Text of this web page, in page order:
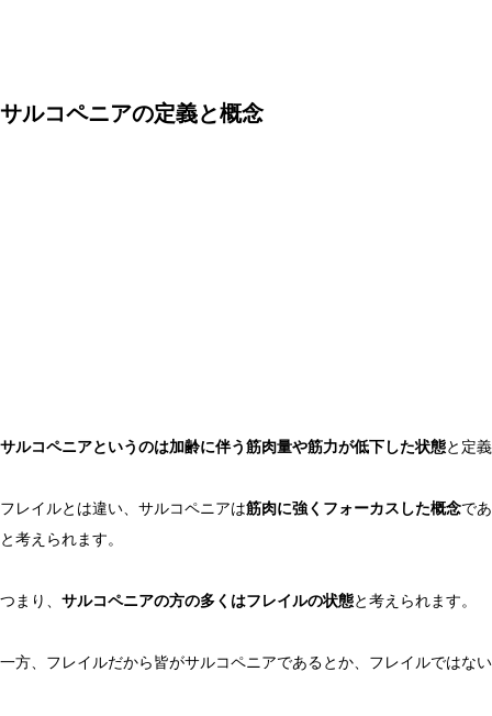
サルコペニアの定義と概念
サルコペニアというのは加齢に伴う筋肉量や筋力が低下した状態と定
フレイルとは違い、サルコペニアは筋肉に強くフォーカスした概念で
と考えられます。
つまり、 サルコペニアの方の多くはフレイルの状態と考えられます。
一方、フレイルだから皆がサルコペニアであるとか、フレイルではな